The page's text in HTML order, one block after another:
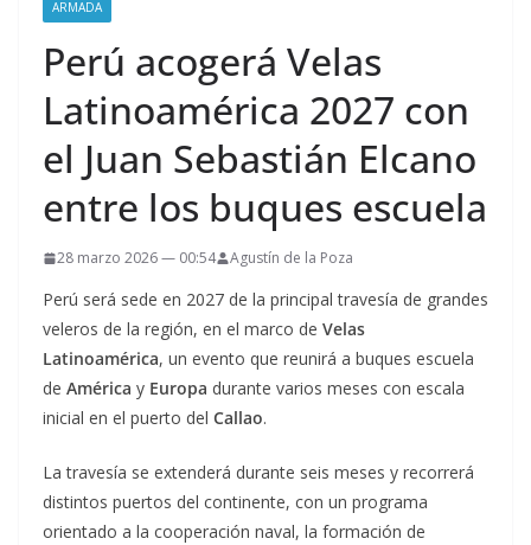
ARMADA
Perú acogerá Velas
Latinoamérica 2027 con
el Juan Sebastián Elcano
entre los buques escuela
28 marzo 2026 — 00:54 Agustín de la Poza
Perú será sede en 2027 de la principal travesía de grandes
veleros de la región, en el marco de Velas
Latinoamérica, un evento que reunirá a buques escuela
de América y Europa durante varios meses con escala
inicial en el puerto del Callao.
La travesía se extenderá durante seis meses y recorrerá
distintos puertos del continente, con un programa
orientado a la cooperación naval, la formación de